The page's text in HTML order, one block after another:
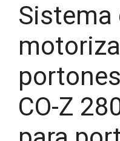
Sistema
CO-Z